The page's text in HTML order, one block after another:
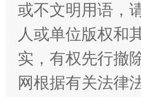
或不文明用语，
人或单位版权和
实，有权先行撤
网根据有关法律